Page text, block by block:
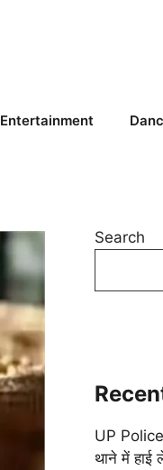
Entertainment
Search
UP
थाने में हाई